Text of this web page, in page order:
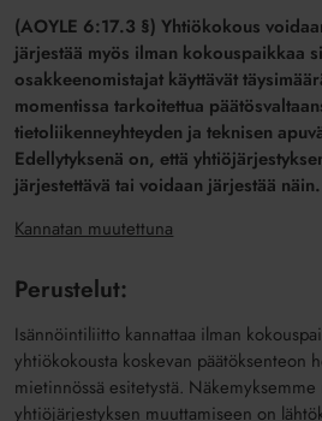
(AOYLE 6:17.3 §) Yhtiökokous
järjestää myös ilman kokouspaikkaa
osakkeenomistajat käyttävät
momentissa tarkoitettua
tietoliikenneyhteyden ja teknisen
Edellytyksenä on, että
järjestettävä tai voidaan järjestää näin.
Kannatan muutettuna
Perustelut:
Isännöintiliitto kannattaa ilman
yhtiökokousta koskevan päätöksenteon
mietinnössä esitetystä. Näkemyksemme
yhtiöjärjestyksen muuttamiseen on